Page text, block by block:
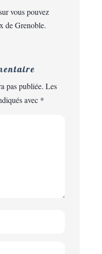
vous pouvez
de Grenoble.
pas publiée. Les
avec *